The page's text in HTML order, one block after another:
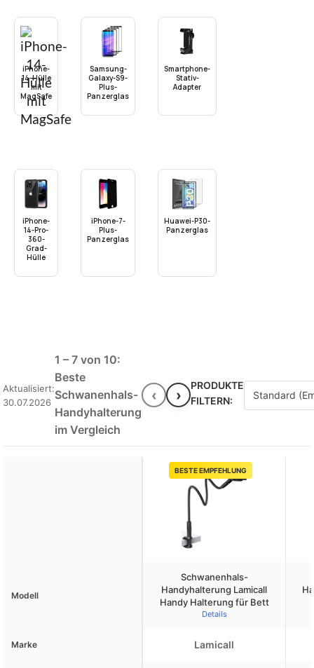
iPhone-
14-Hülle
mit
MagSafe
Samsung-
Galaxy-S9-
Plus-
Panzerglas
Smartphone-
Stativ-
Adapter
iPhone-
14-Pro-
360-
Grad-
Hülle
iPhone-7-
Plus-
Panzerglas
Huawei-P30-
Panzerglas
Aktualisiert:
30.07.2026
1 – 7 von 10:
Beste
Schwanenhals-
Handyhalterung
im Vergleich
‹ ›
PRODUKTE
FILTERN:
BESTE EMPFEHLUNG
Modell
Schwanenhals-
Handyhalterung Lamicall
Handy Halterung für Bett
Details
Marke Lamicall